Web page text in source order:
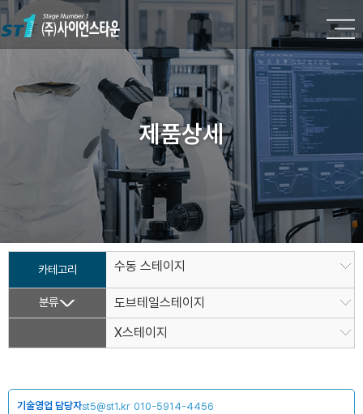
제품상세
카테고리 수동 스테이지
분류
도브테일스테이지
X스테이지
기술영업 담당자st5@st1.kr 010-5914-4456